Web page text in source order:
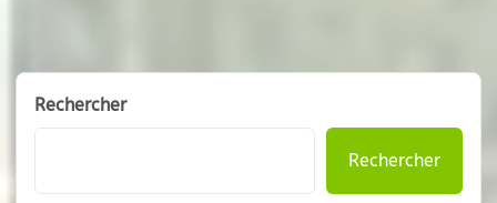
Rechercher
Rechercher